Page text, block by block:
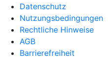
Datenschutz
Nutzungsbedingungen
Rechtliche Hinweise
AGB
Barrierefreiheit